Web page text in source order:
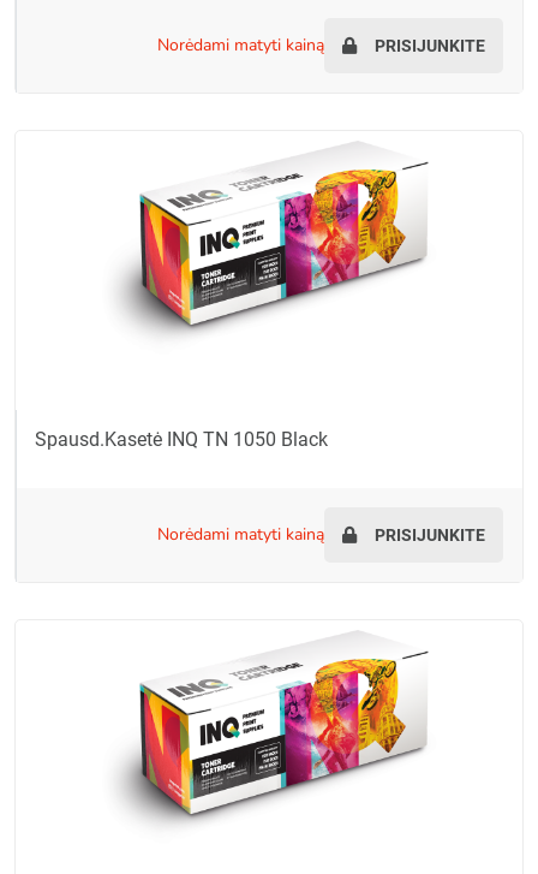
norėdami matyti kainą PRISIJUNKITE
Spausd.kasetė INQ TN 1050 Black
norėdami matyti kainą PRISIJUNKITE